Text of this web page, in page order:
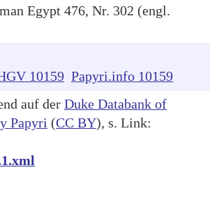
Egypt 476, Nr. 302 (engl.
10159 Papyri.info 10159
auf der Duke Databank of
Papyri (CC BY), s. Link: